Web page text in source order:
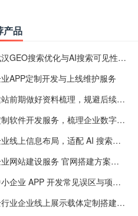
产品
GEO搜索优化与AI搜索可见性服务
APP定制开发与上线维护服务
前期做好资料梳理，规避后续各类使用难题
软件开发服务，梳理企业数字化落地常见难点
线上信息布局，适配 AI 搜索需要留意这些要点
网站建设服务 官网搭建方案经验分享
企业 APP 开发常见误区与项目规划实用经验
业企业线上展示载体定制搭建服务